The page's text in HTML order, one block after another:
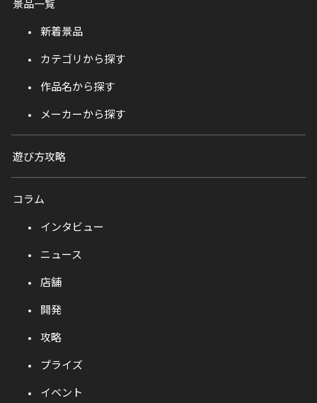
景品一覧
新着景品
カテゴリから探す
作品名から探す
メーカーから探す
遊び方攻略
コラム
インタビュー
ニュース
店舗
開発
攻略
プライズ
イベント